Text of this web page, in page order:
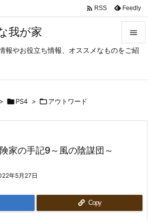
我が家
報やお役立ち情報、オススメなものをご紹



 RSS Feedly
> PS4 > アウトワード
家の手記9～風の陰謀団～
年5月27日
Copy